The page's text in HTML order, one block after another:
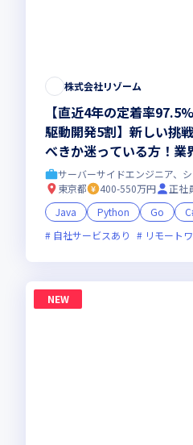
株式会社リゾーム
【直近4年の定着率
駆動開発5割】新しい挑
べきか迷っている方！業
が共同で作るオーダーメ
で、市場価値＋年収UPし
サーバーサイドエンジニア、
東京都
400-550万円
正社
Java
Python Go
自社サービスあり
リモート
NEW